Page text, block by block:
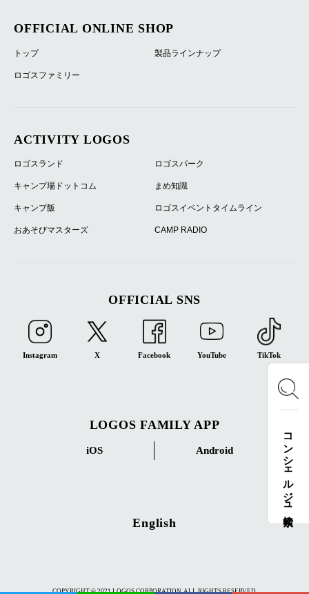
コンシェルジュ検索
OFFICIAL ONLINE SHOP
トップ 製品ラインナップ
ロゴスファミリー
ACTIVITY LOGOS
ロゴスランド ロゴスパーク
キャンプ場ドットコム まめ知識
キャンプ飯 ロゴスイベントタイムライン
おあそびマスターズ CAMP RADIO
OFFICIAL SNS
Instagram X Facebook YouTube TikTok
LOGOS FAMILY APP
iOS Android
English
COPYRIGHT © 2021 LOGOS CORPORATION. ALL RIGHTS RESERVED.